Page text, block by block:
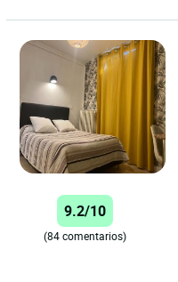
9.2/10
(84 comentarios)